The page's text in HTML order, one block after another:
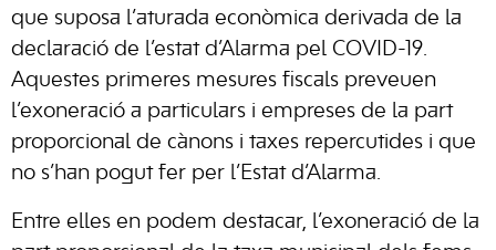
que suposa l’aturada econòmica derivada de la
declaració de l’estat d’Alarma pel COVID-19.
Aquestes primeres mesures fiscals preveuen
l’exoneració a particulars i empreses de la part
proporcional de cànons i taxes repercutides i que
no s’han pogut fer per l’Estat d’Alarma.
Entre elles en podem destacar, l’exoneració de la